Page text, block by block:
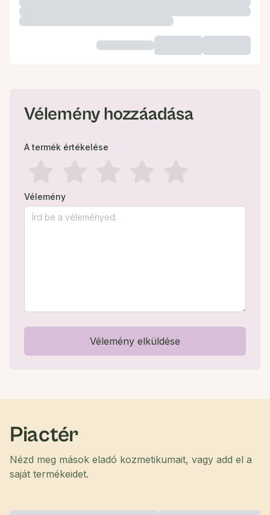
Vélemény hozzáadása
A termék értékelése
Vélemény
Vélemény elküldése
Piactér
Nézd meg mások eladó kozmetikumait, vagy add el a
saját termékeidet.